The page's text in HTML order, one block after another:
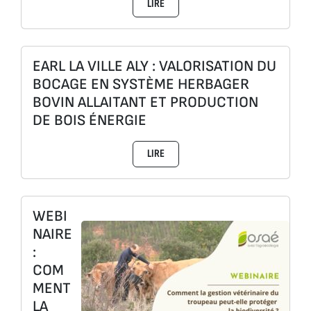
LIRE
EARL LA VILLE ALY : VALORISATION DU
BOCAGE EN SYSTÈME HERBAGER
BOVIN ALLAITANT ET PRODUCTION
DE BOIS ÉNERGIE
LIRE
WEBI
NAIRE
:
COM
MENT
LA